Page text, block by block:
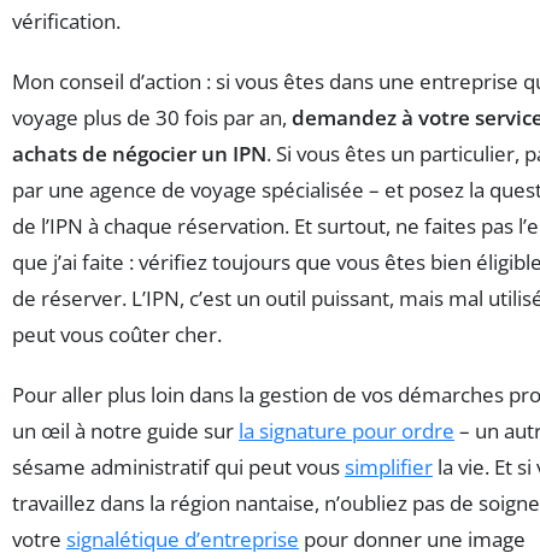
vérification.
Mon conseil d’action : si vous êtes dans une entreprise
voyage plus de 30 fois par an, demandez à votre
achats de négocier un IPN. Si vous êtes un particulier,
par une agence de voyage spécialisée – et posez la
de l’IPN à chaque réservation. Et surtout, ne faites pas
que j’ai faite : vérifiez toujours que vous êtes bien
de réserver. L’IPN, c’est un outil puissant, mais mal
peut vous coûter cher.
Pour aller plus loin dans la gestion de vos démarches
un œil à notre guide sur la signature pour ordre – un
sésame administratif qui peut voussimplifier la vie. Et si
travaillez dans la région nantaise, n’oubliez pas de
votre signalétique d’entreprise pour donner une image